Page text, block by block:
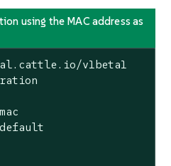
using the MAC address as
v1beta1